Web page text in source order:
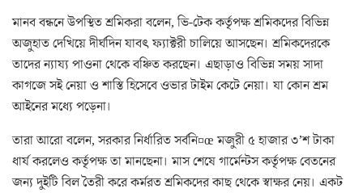
মানব বন্ধনে উপস্থিত শ্রমিকরা বলেন, ভি-টেক কর্তৃপক্ষ শ্রমিকদের বিভিন্ন
অজুহাত দেখিয়ে দীর্ঘদিন যাবৎ ফ্যাক্টরী চালিয়ে আসছেন। শ্রমিকদেরকে
তাদের ন্যায্য পাওনা থেকে বঞ্চিত করছেন। এছাড়াও বিভিন্ন সময় সাদা
কাগজে সই নেয়া ও শাস্তি হিসেবে ওভার টাইম কেটে নেয়া। যা কোন শ্রম
আইনের মধ্যে পড়েনা।
তারা আরো বলেন, সরকার নির্ধারিত সর্বনি¤œ মজুরী ৫ হাজার ৩’শ টাকা
ধার্য করলেও কর্তৃপক্ষ তা মানছেনা। মাস শেষে গার্মেন্টস কর্তৃপক্ষ বেতনের
জন্য দুইটি বিল তৈরী করে কর্মরত শ্রমিকদের কাছ থেকে স্বাক্ষর নেয়। একট